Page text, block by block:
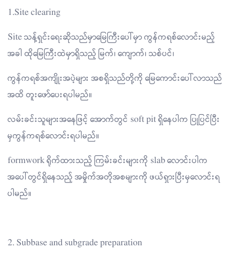
1.Site clearing
Site သန့်ရှင်းရေးဆိုသည်မှာမြေကြီးပေါ်မှာ ကွန်ကရစ်လောင်းမည့်
အခါ ထိုမြေကြီးထဲမှာရှိသည့် မြက်၊ ကျောက်၊ သစ်ပင်၊
ကွန်ကရစ်အကျိုးအပဲ့များ အစရှိသည်တို့ကို မြေကောင်းပေါ်လာသည်
အထိ တူးဖော်ပေးရပါမည်။
လမ်းခင်းသူများအနေဖြင့် အောက်တွင် soft pit ရှိနေပါက ပြုပြင်ပြီး
မှကွန်ကရစ်လောင်းရပါမည်။
formwork ရိုက်ထားသည့် ကြမ်းခင်းများကို slab လောင်းပါက
အပေါ်တွင်ရှိနေသည့် အမှိုက်အတိုအစများကို ဖယ်ရှားပြီးမှလောင်းရ
ပါမည်။
2. Subbase and subgrade preparation